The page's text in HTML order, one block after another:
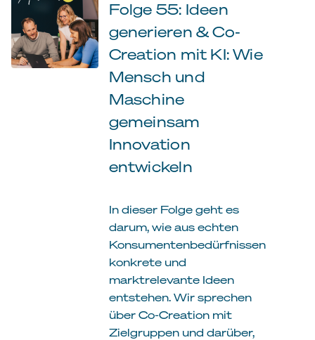
Folge 55: Ideen
generieren & Co-
Creation mit KI: Wie
Mensch und
Maschine
gemeinsam
Innovation
entwickeln
In dieser Folge geht es
darum, wie aus echten
Konsumentenbedürfnissen
konkrete und
marktrelevante Ideen
entstehen. Wir sprechen
über Co-Creation mit
Zielgruppen und darüber,